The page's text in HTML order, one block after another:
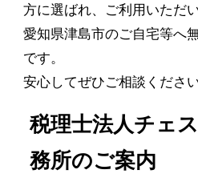
方に選ばれ、ご利用いただ
愛知県津島市のご自宅等へ
です。
安心してぜひご相談ください
税理士法人チェ
務所のご案内